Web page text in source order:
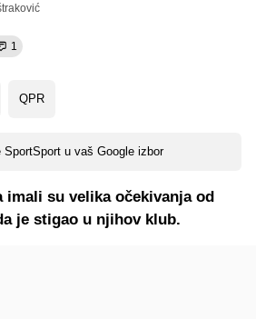
1
QPR
SportSport u vaš Google izbor
imali su velika očekivanja od
je stigao u njihov klub.